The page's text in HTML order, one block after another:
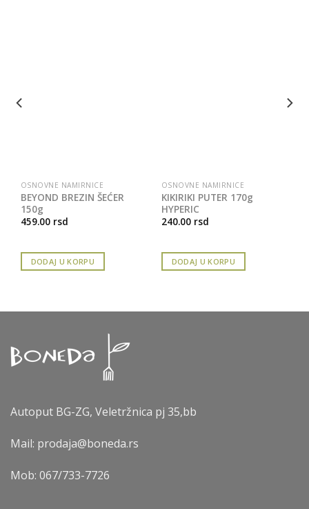
OSNOVNE NAMIRNICE
BEYOND BREZIN ŠEĆER
150g
459.00 rsd
DODAJ U KORPU
OSNOVNE NAMIRNICE
KIKIRIKI PUTER 170g
HYPERIC
240.00 rsd
DODAJ U KORPU
Autoput BG-ZG, Veletržnica pj 35,bb
Mail: prodaja@boneda.rs
Mob: 067/733-7726